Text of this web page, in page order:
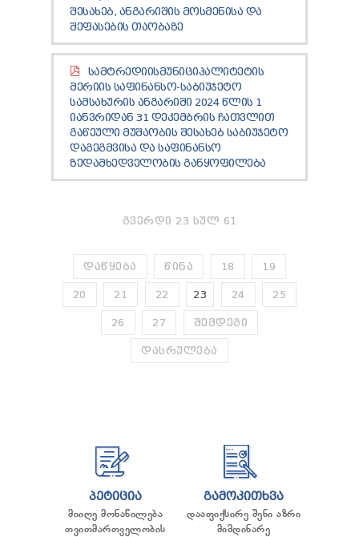
ᲨᲔᲡᲐᲮᲔᲑ, ᲐᲜᲒᲐᲠᲘᲨᲘᲡ ᲛᲝᲡᲛᲔᲜᲘᲡᲐ ᲓᲐ
ᲨᲔᲤᲐᲡᲔᲑᲘᲡ ᲗᲐᲝᲑᲐᲖᲔ
ᲡᲐᲛᲢᲠᲔᲓᲘᲘᲡᲛᲣᲜᲘᲪᲘᲞᲐᲚᲘᲢᲔᲢᲘᲡ
ᲛᲔᲠᲘᲘᲡ ᲡᲐᲤᲘᲜᲐᲜᲡᲝ-ᲡᲐᲑᲘᲣᲯᲔᲢᲝ
ᲡᲐᲛᲡᲐᲮᲣᲠᲘᲡ ᲐᲜᲒᲐᲠᲘᲨᲘ 2024 ᲬᲚᲘᲡ 1
ᲘᲐᲜᲕᲠᲘᲓᲐᲜ 31 ᲓᲔᲙᲔᲛᲑᲠᲘᲡ ᲩᲐᲗᲕᲚᲘᲗ
ᲒᲐᲬᲔᲣᲚᲘ ᲛᲣᲨᲐᲝᲑᲘᲡ ᲨᲔᲡᲐᲮᲔᲑ ᲡᲐᲑᲘᲣᲯᲔᲢᲝ
ᲓᲐᲒᲔᲒᲛᲕᲘᲡᲐ ᲓᲐ ᲡᲐᲤᲘᲜᲐᲜᲡᲝ
ᲖᲔᲓᲐᲛᲮᲔᲓᲕᲔᲚᲝᲑᲘᲡ ᲒᲐᲜᲧᲝᲤᲘᲚᲔᲑᲐ
ᲒᲕᲔᲠᲓᲘ 23 ᲡᲣᲚ 61
ᲓᲐᲬᲧᲔᲑᲐ ᲬᲘᲜᲐ 18 19
20 21 22 23 24 25
26 27 ᲨᲔᲛᲓᲔᲒᲘ
ᲓᲐᲡᲠᲣᲚᲔᲑᲐ
ᲞᲔᲢᲘᲪᲘᲐ
მიიღე მონაწილება
თვითმართველობის
ᲒᲐᲛᲝᲙᲘᲗᲮᲕᲐ
დააფიქსირე შენი აზრი
მიმდინარე